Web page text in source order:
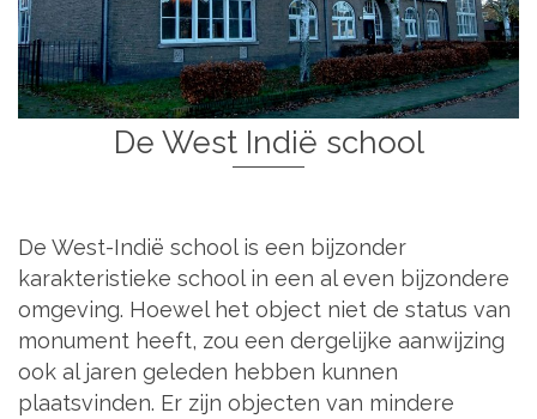
De West Indië school
De West-Indië school is een bijzonder
karakteristieke school in een al even bijzondere
omgeving. Hoewel het object niet de status van
monument heeft, zou een dergelijke aanwijzing
ook al jaren geleden hebben kunnen
plaatsvinden. Er zijn objecten van mindere